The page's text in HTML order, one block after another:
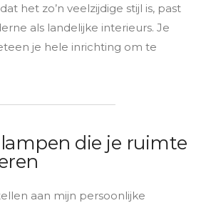
het zo’n veelzijdige stijl is, past
als landelijke interieurs. Je
je hele inrichting om te
die je ruimte
aan mijn persoonlijke